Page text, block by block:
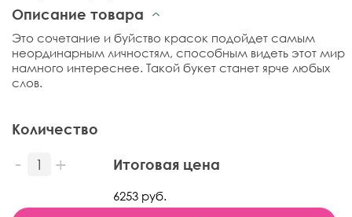
Описание товара
Это сочетание и буйство красок подойдет самым
неординарным личностям, способным видеть этот мир
намного интереснее. Такой букет станет ярче любых
слов.
Количество
Итоговая цена
6253 руб.